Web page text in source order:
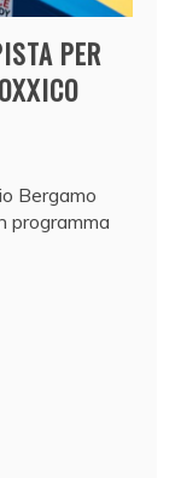
PER
Bergamo
programma